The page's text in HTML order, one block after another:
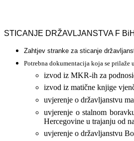
STICANJE DRŽAVLJANSTVA F
Zahtjev stranke za sticanje
Potrebna dokumentacija koja se
izvod iz MKR-ih za
izvod iz matične knjige
uvjerenje o državljanstvu
uvjerenje o stalnom
Hercegovine u trajanju od
uvjerenje o državljanstvu